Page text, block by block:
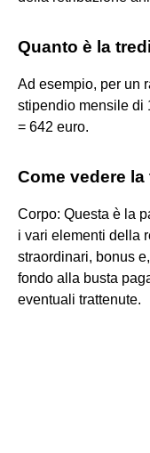
Quanto è la
Ad esempio, per un
stipendio mensile di
= 642 euro.
Come vedere
Corpo: Questa è la
i vari elementi della
straordinari, bonus
fondo alla busta
eventuali trattenute.